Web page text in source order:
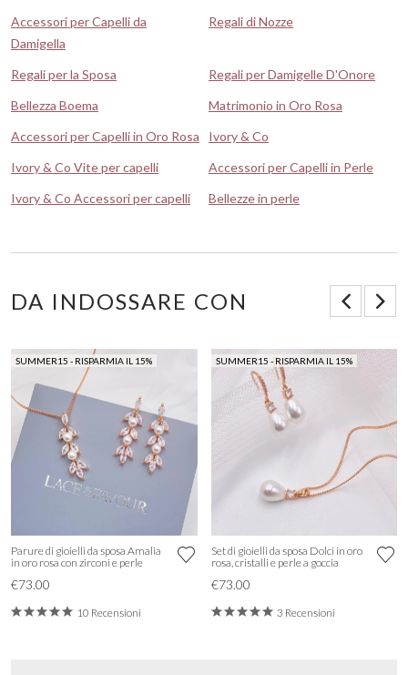
Accessori per Capelli da
Damigella
Regali di Nozze
Regali per la Sposa
Regali per Damigelle D'Onore
Bellezza Boema
Matrimonio in Oro Rosa
Accessori per Capelli in Oro Rosa
Ivory & Co
Ivory & Co Vite per capelli
Accessori per Capelli in Perle
Ivory & Co Accessori per capelli
Bellezze in perle
DA INDOSSARE CON
SUMMER15 - RISPARMIA IL 15%
Parure di gioielli da sposa Amalia
in oro rosa con zirconi e perle
€73.00
10 Recensioni
SUMMER15 - RISPARMIA IL 15%
Set di gioielli da sposa Dolci in oro
rosa, cristalli e perle a goccia
€73.00
3 Recensioni